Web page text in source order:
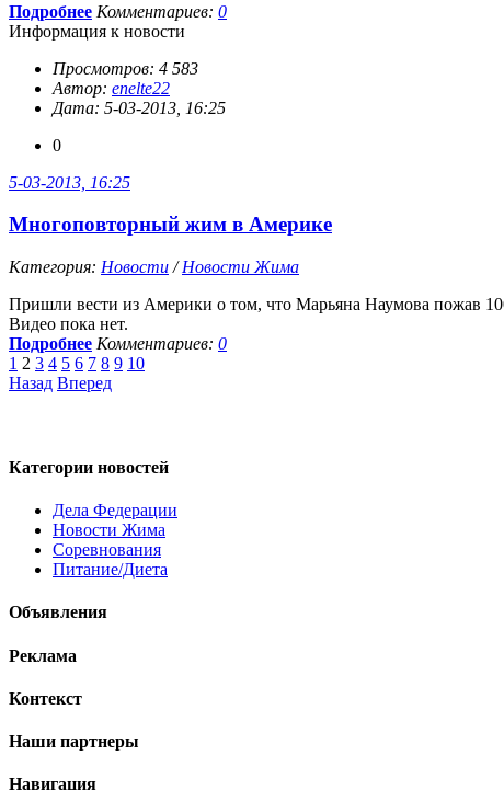
Подробнее Комментариев: 0
Информация к новости
Просмотров: 4 583
Автор: enelte22
Дата: 5-03-2013, 16:25
0
5-03-2013, 16:25
Многоповторный жим в Америке
Категория: Новости /Новости Жима
Пришли вести из Америки о том, что Марьяна Наумова пожав
Видео пока нет.
Подробнее Комментариев: 0
1 2 3 4 5 6 7 8 9 10
Назад Вперед
Категории новостей
Дела Федерации
Новости Жима
Соревнования
Питание/Диета
Объявления
Реклама
Контекст
Наши партнеры
Навигация